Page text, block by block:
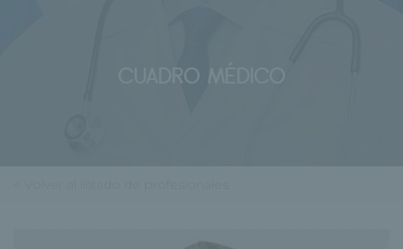
CUADRO MÉDICO